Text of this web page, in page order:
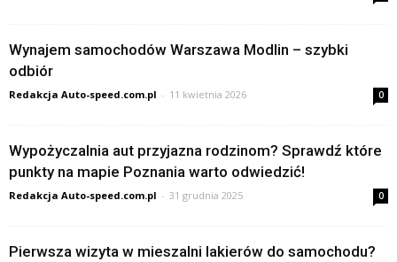
Wynajem samochodów Warszawa Modlin – szybki
odbiór
Redakcja Auto-speed.com.pl - 11 kwietnia 2026 0
Wypożyczalnia aut przyjazna rodzinom? Sprawdź które
punkty na mapie Poznania warto odwiedzić!
Redakcja Auto-speed.com.pl - 31 grudnia 2025 0
Pierwsza wizyta w mieszalni lakierów do samochodu?